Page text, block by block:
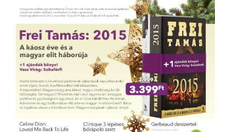
Gyermek- és ifjúsági
Hobbi, szabadidő
Irodalom
Művészet
Szakkönyv